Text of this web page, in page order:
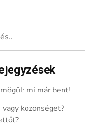
mi már bent!
közönséget?